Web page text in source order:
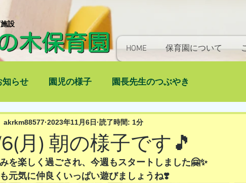
育施設
HOME 保育園について
知らせ 園児の様子 園長先生のつぶやき
6(月) 朝の様子です🎵
akrkm88577 2023年11月6日 読了時間: 1分
を楽しく過ごされ、今週もスタートしました🤗✨
元気に仲良くいっぱい遊びましょうね❣️